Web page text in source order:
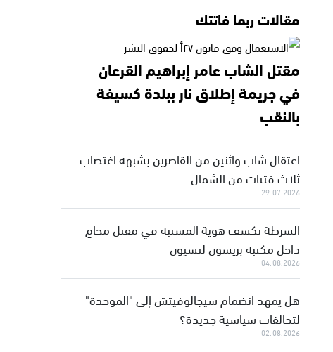
مقالات ربما فاتتك
مقتل الشاب عامر إبراهيم القرعان
في جريمة إطلاق نار ببلدة كسيفة
بالنقب
اعتقال شاب واثنين من القاصرين بشبهة اغتصاب
ثلاث فتيات من الشمال
29.07.2026
الشرطة تكشف هوية المشتبه في مقتل محامٍ
داخل مكتبه بريشون لتسيون
04.08.2026
هل يمهد انضمام سيجالوفيتش إلى "الموحدة"
لتحالفات سياسية جديدة؟
02.08.2026